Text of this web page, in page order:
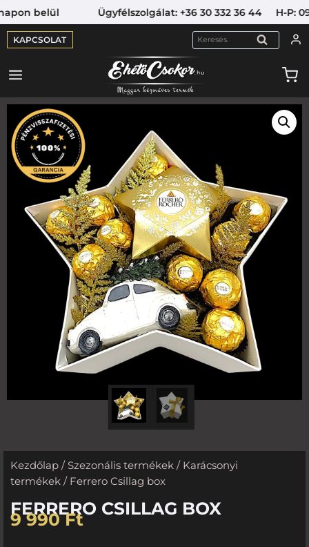
Ügyfélszolgálat: +36 30 332 36 44 H-P:
KAPCSOLAT KERESÉS
Kezdőlap / Szezonális termékek / Karácsonyi
termékek / Ferrero Csillag box
FERRERO CSILLAG BOX
9 990Ft